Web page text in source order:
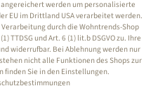
werden um personalisierte
EU im Drittland USA verarbeitet werden.
durch die Wohntrends-Shop
TTDSG und Art. 6 (1) lit.b DSGVO zu. Ihre
widerrufbar. Bei Ablehnung werden nur
nicht alle Funktionen des Shops zur
finden Sie in den Einstellungen.